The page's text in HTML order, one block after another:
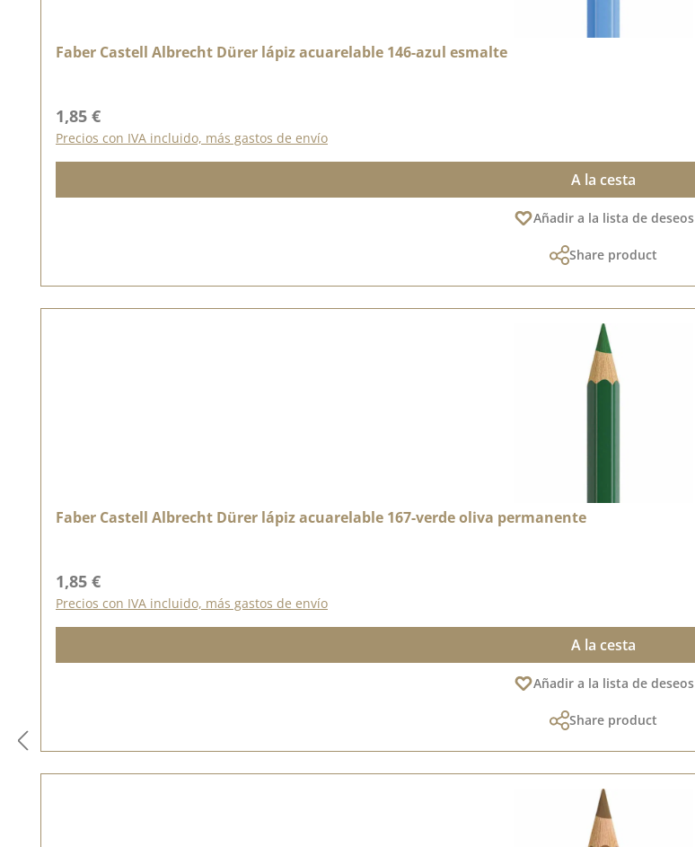
Faber Castell Albrecht Dürer lápiz acuarelable 146-azul esmalte
Precio normal:
1,85 €
Precios con IVA incluido, más gastos de envío
A la cesta
Añadir a la lista de deseos
Share product
Faber Castell Albrecht Dürer lápiz acuarelable 167-verde oliva permanente
Precio normal:
1,85 €
Precios con IVA incluido, más gastos de envío
A la cesta
Añadir a la lista de deseos
Share product